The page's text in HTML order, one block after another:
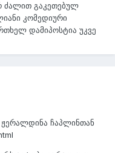
ძალით გაკეთებულ
კომედიური
დამიპოსტია უკვე
ჩაპლინთან